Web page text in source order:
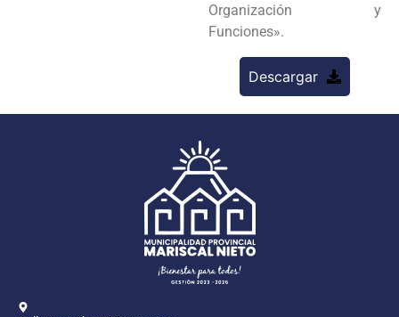
Organización y
Funciones».
Descargar